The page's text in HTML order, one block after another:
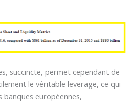
succincte, permet cependant de
le véritable leverage, ce qui
banques européennes,